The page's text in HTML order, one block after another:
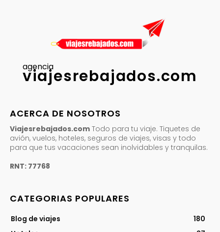
agencia
viajesrebajados.com
ACERCA DE NOSOTROS
Viajesrebajados.com Todo para tu viaje. Tiquetes de
avión, vuelos, hoteles, seguros de viajes, visas y todo
para que tus vacaciones sean inolvidables y tranquilas.
RNT: 77768
CATEGORIAS POPULARES
Blog de viajes
180